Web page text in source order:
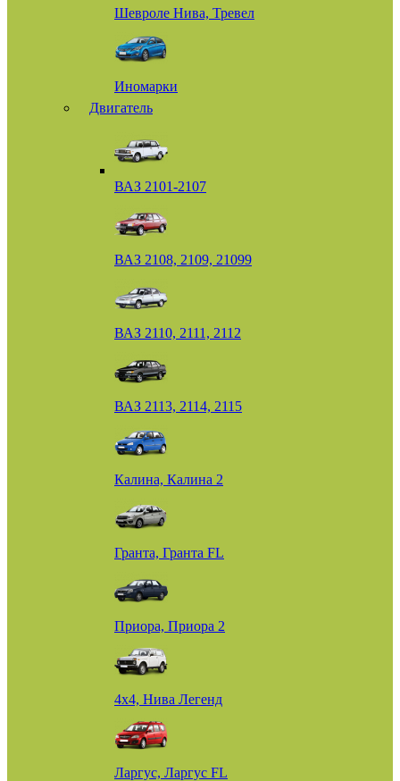
Шевроле Нива, Тревел
Иномарки
Двигатель
ВАЗ 2101-2107
ВАЗ 2108, 2109, 21099
ВАЗ 2110, 2111, 2112
ВАЗ 2113, 2114, 2115
Калина, Калина 2
Гранта, Гранта FL
Приора, Приора 2
4х4, Нива Легенд
Ларгус, Ларгус FL